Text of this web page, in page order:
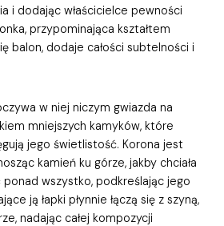
i dodając właścicielce pewności
przypominająca kształtem
balon, dodaje całości subtelności i
w niej niczym gwiazda na
mniejszych kamyków, które
jego świetlistość. Korona jest
kamień ku górze, jakby chciała
wszystko, podkreślając jego
ją łapki płynnie łączą się z szyną,
nadając całej kompozycji